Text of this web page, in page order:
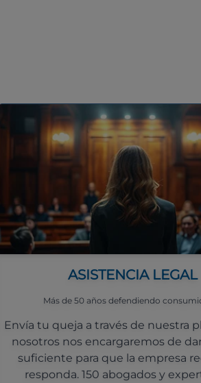
ASISTENCIA LEGAL
Más de 50 años defendiendo
Envía tu queja a través de nuestra
nosotros nos encargaremos de
suficiente para que la empresa
responda. 150 abogados y